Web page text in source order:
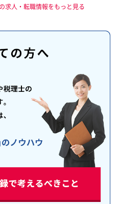
求人・転職情報をもっと見る